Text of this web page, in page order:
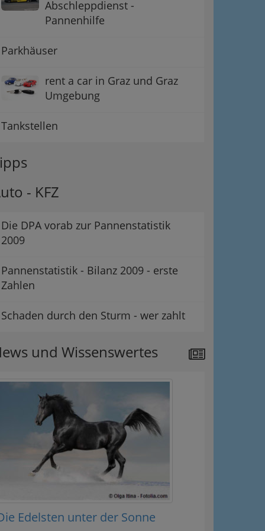
Abschleppdienst -
Pannenhilfe
Parkhäuser
rent a car in Graz und Graz
Umgebung
Tankstellen
- KFZ
Die DPA vorab zur Pannenstatistik
2009
Pannenstatistik - Bilanz 2009 - erste
Zahlen
Schaden durch den Sturm - wer zahlt
und Wissenswertes
Edelsten unter der Sonne